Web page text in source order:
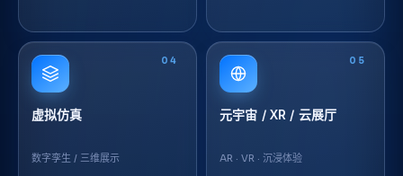
04
虚拟仿真
数字孪生 / 三维展示
05
元宇宙 / XR / 云展厅
AR · VR · 沉浸体验